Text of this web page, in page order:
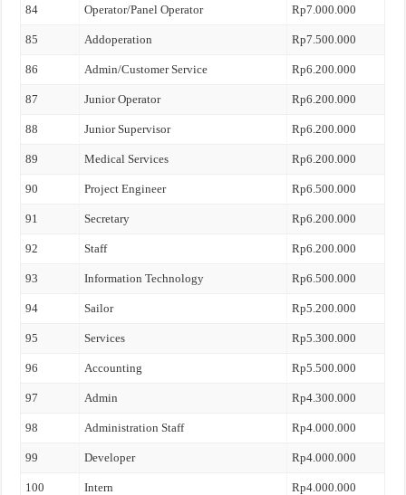
84 Operator/Panel Operator Rp7.000.000
85 Addoperation Rp7.500.000
86 Admin/Customer Service Rp6.200.000
87 Junior Operator Rp6.200.000
88 Junior Supervisor Rp6.200.000
89 Medical Services Rp6.200.000
90 Project Engineer Rp6.500.000
91 Secretary Rp6.200.000
92 Staff Rp6.200.000
93 Information Technology Rp6.500.000
94 Sailor Rp5.200.000
95 Services Rp5.300.000
96 Accounting Rp5.500.000
97 Admin Rp4.300.000
98 Administration Staff Rp4.000.000
99 Developer Rp4.000.000
100 Intern Rp4.000.000